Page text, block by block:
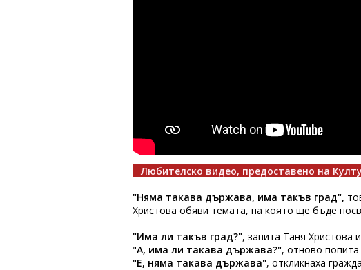
Любителско видео, предоставено на
"Няма такава държава, има такъв град",
Христова обяви темата, на която ще бъде
"Има ли такъв град?", запита Таня Христова
"А, има ли такава държава?", отново
"Е, няма такава държава", откликнаха